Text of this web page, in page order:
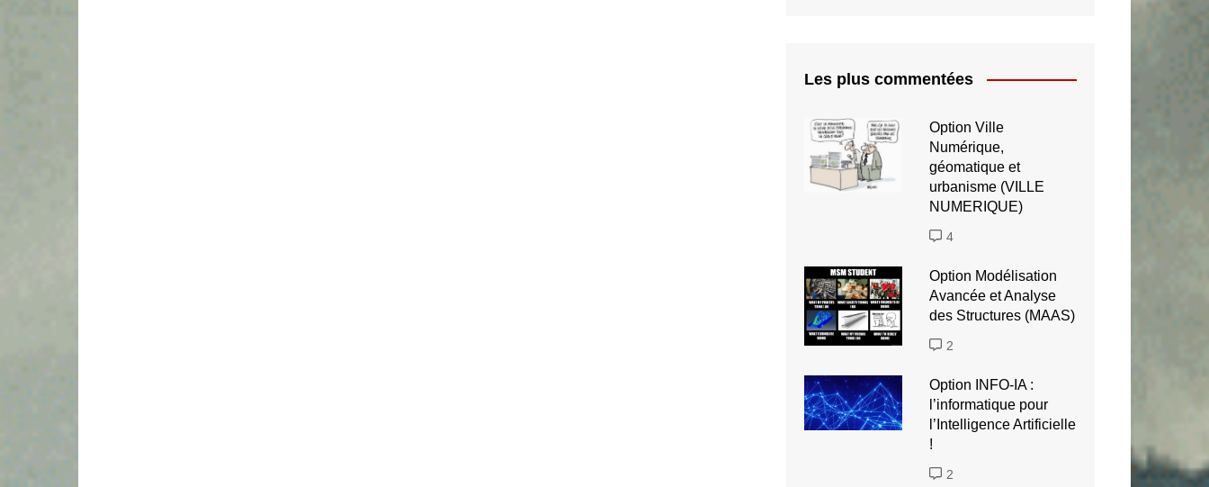
Les plus commentées
Option Ville
Numérique,
géomatique et
urbanisme (VILLE
NUMERIQUE)
4
Option Modélisation
Avancée et Analyse
des Structures (MAAS)
2
Option INFO-IA :
l’informatique pour
l’Intelligence Artificielle
!
2